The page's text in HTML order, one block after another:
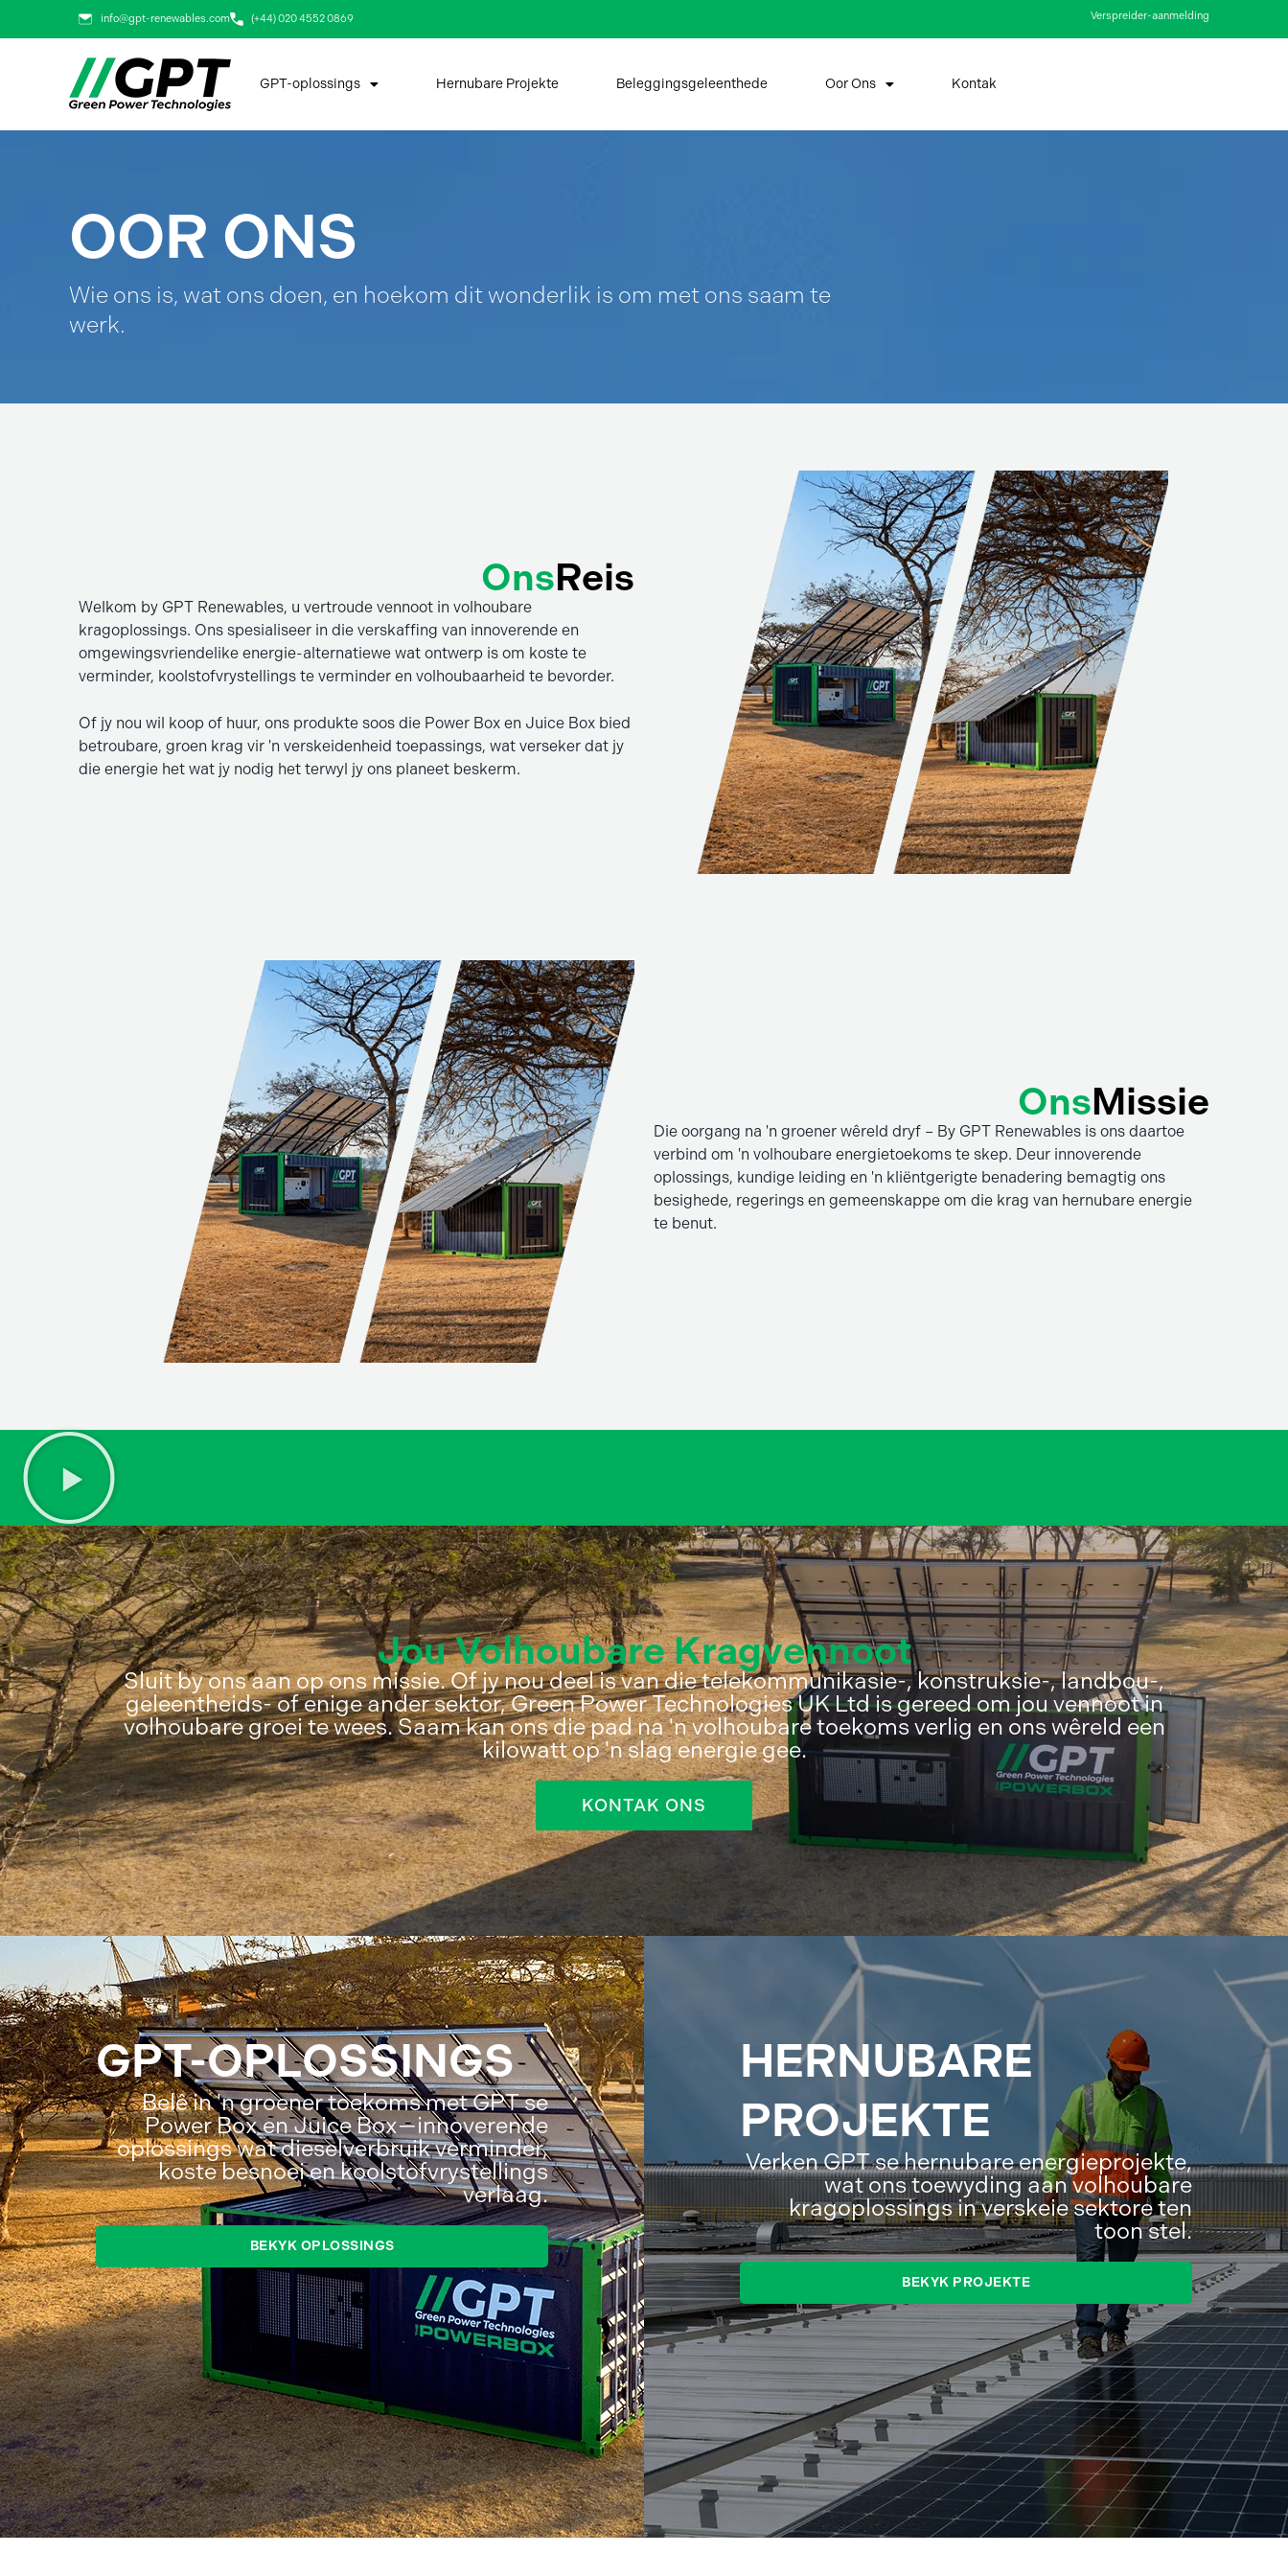
oor
info@gpt-renewables.com (+44) 020 4552 0869 Verspreider-aanmelding
GPT-oplossings Hernubare Projekte Beleggingsgeleenthede Oor Ons Kontak
OOR ONS
Wie ons is, wat ons doen, en hoekom dit wonderlik is om met ons saam te
werk.
OnsReis
Welkom by GPT Renewables, u vertroude vennoot in volhoubare
kragoplossings. Ons spesialiseer in die verskaffing van innoverende en
omgewingsvriendelike energie-alternatiewe wat ontwerp is om koste te
verminder, koolstofvrystellings te verminder en volhoubaarheid te bevorder.
Of jy nou wil koop of huur, ons produkte soos die Power Box en Juice Box bied
betroubare, groen krag vir 'n verskeidenheid toepassings, wat verseker dat jy
die energie het wat jy nodig het terwyl jy ons planeet beskerm.
OnsMissie
Die oorgang na 'n groener wêreld dryf – By GPT Renewables is ons daartoe
verbind om 'n volhoubare energietoekoms te skep. Deur innoverende
oplossings, kundige leiding en 'n kliëntgerigte benadering bemagtig ons
besighede, regerings en gemeenskappe om die krag van hernubare energie
te benut.
Jou Volhoubare Kragvennoot
Sluit by ons aan op ons missie. Of jy nou deel is van die telekommunikasie-, konstruksie-, landbou-,
geleentheids- of enige ander sektor, Green Power Technologies UK Ltd is gereed om jou vennoot in
volhoubare groei te wees. Saam kan ons die pad na 'n volhoubare toekoms verlig en ons wêreld een
kilowatt op 'n slag energie gee.
KONTAK ONS
GPT-OPLOSSINGS
Belê in 'n groener toekoms met GPT se
Power Box en Juice Box—innoverende
oplossings wat dieselverbruik verminder,
koste besnoei en koolstofvrystellings
verlaag.
BEKYK OPLOSSINGS
HERNUBARE
PROJEKTE
Verken GPT se hernubare energieprojekte,
wat ons toewyding aan volhoubare
kragoplossings in verskeie sektore ten
toon stel.
BEKYK PROJEKTE